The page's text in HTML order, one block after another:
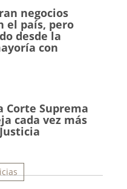
negocios
el país, pero
desde la
con
Suprema
cada vez más